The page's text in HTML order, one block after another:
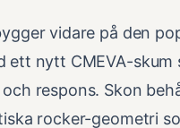
vidare på den
ett nytt CMEVA-
respons. Skon
rocker-geometri